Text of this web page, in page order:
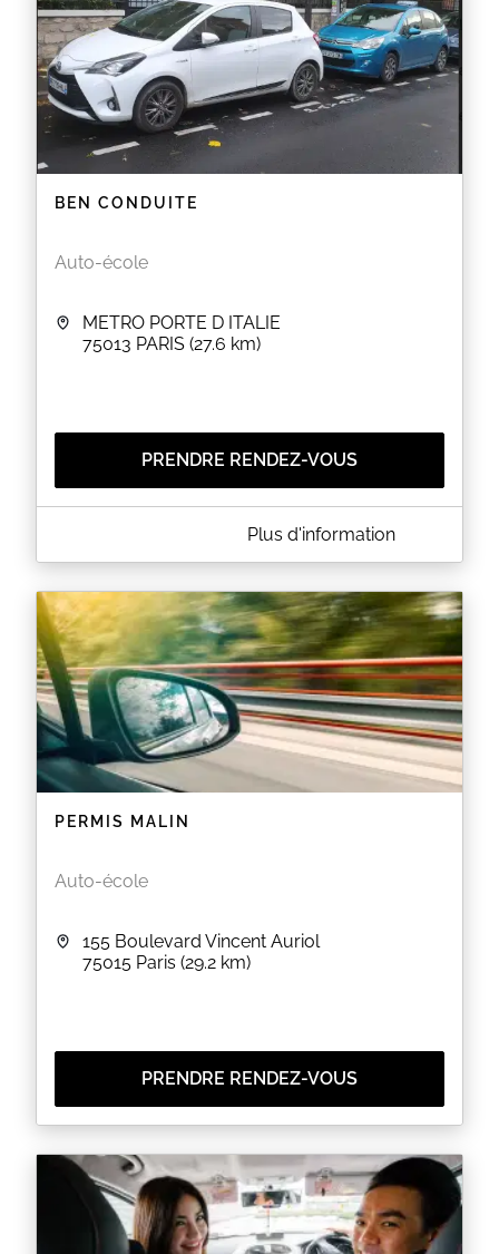
BEN CONDUITE
Auto-école
METRO PORTE D ITALIE
75013 PARIS (27.6 km)
PRENDRE RENDEZ-VOUS
A PROPOS DE BEN CONDUITE
Toute réservation de leçons de conduite un
demandé
le solde sera réglé à la fin de votre leçon
EN SAVOIR PLUS
Plus d'information
PERMIS MALIN
Auto-école
155 Boulevard Vincent Auriol
75015 Paris (29.2 km)
PRENDRE RENDEZ-VOUS